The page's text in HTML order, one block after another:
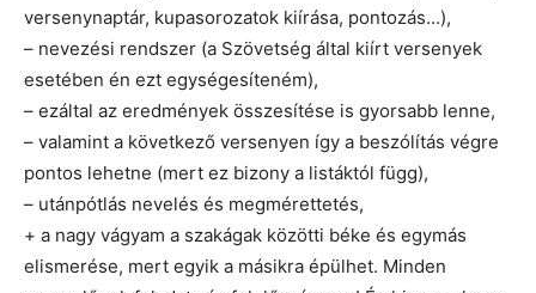
versenynaptár, kupasorozatok kiírása, pontozás…),
– nevezési rendszer (a Szövetség által kiírt versenyek
esetében én ezt egységesíteném),
– ezáltal az eredmények összesítése is gyorsabb lenne,
– valamint a következő versenyen így a beszólítás végre
pontos lehetne (mert ez bizony a listáktól függ),
– utánpótlás nevelés és megmérettetés,
+ a nagy vágyam a szakágak közötti béke és egymás
elismerése, mert egyik a másikra épülhet. Minden